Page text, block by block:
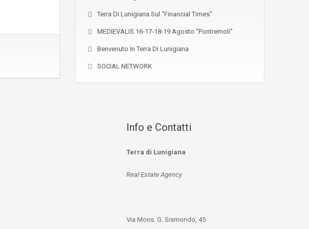
Terra Di Lunigiana Sul “Financial Times”
MEDIEVALIS 16-17-18-19 Agosto “Pontremoli”
Benvenuto In Terra Di Lunigiana
SOCIAL NETWORK
Info e Contatti
Terra di Lunigiana
Real Estate Agency
Via Mons. G. Sismondo, 45